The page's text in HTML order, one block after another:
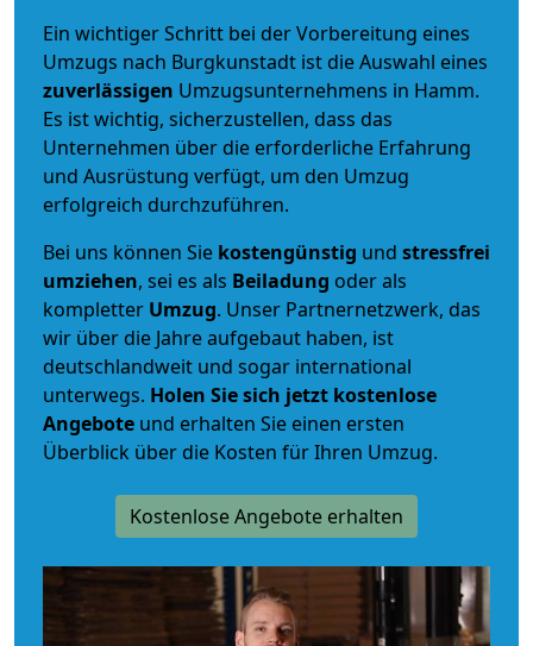
Ein wichtiger Schritt bei der Vorbereitung eines
Umzugs nach Burgkunstadt ist die Auswahl eines
zuverlässigen Umzugsunternehmens in Hamm.
Es ist wichtig, sicherzustellen, dass das
Unternehmen über die erforderliche Erfahrung
und Ausrüstung verfügt, um den Umzug
erfolgreich durchzuführen.
Bei uns können Sie kostengünstig und stressfrei
umziehen, sei es als Beiladung oder als
kompletter Umzug. Unser Partnernetzwerk, das
wir über die Jahre aufgebaut haben, ist
deutschlandweit und sogar international
unterwegs. Holen Sie sich jetzt kostenlose
Angebote und erhalten Sie einen ersten
Überblick über die Kosten für Ihren Umzug.
Kostenlose Angebote erhalten